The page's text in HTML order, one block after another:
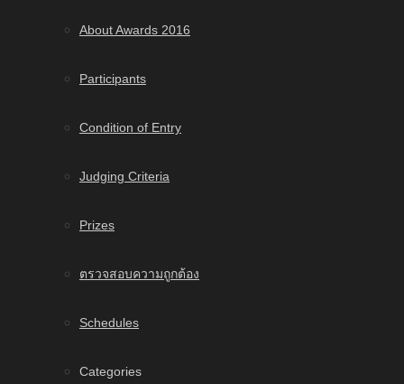
About Awards 2016
Participants
Condition of Entry
Judging Criteria
Prizes
ตรวจสอบความถูกต้อง
Schedules
Categories